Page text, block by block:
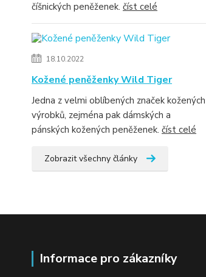
číšnických peněženek. číst celé
18.10.2022
Kožené peněženky Wild Tiger
Jedna z velmi oblíbených značek kožených
výrobků, zejména pak dámských a
pánských kožených peněženek. číst celé
Zobrazit všechny články
Informace pro zákazníky